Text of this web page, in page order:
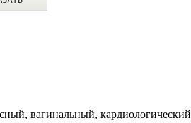
вагинальный, кардиологический